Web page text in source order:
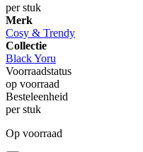
per stuk
Merk
Cosy & Trendy
Collectie
Black Yoru
Voorraadstatus
op voorraad
Besteleenheid
per stuk
Op voorraad